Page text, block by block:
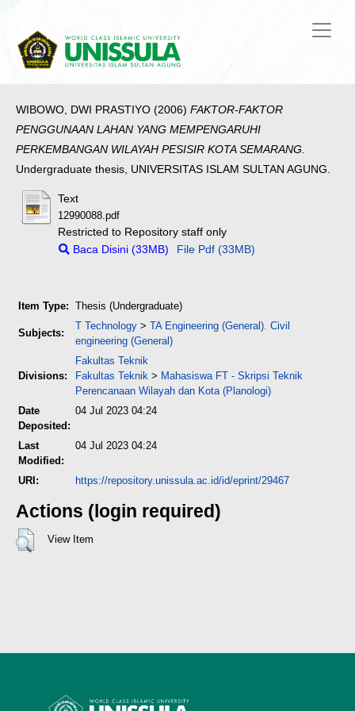
WIBOWO, DWI PRASTIYO (2006) FAKTOR-FAKTOR
PENGGUNAAN LAHAN YANG MEMPENGARUHI
PERKEMBANGAN WILAYAH PESISIR KOTA SEMARANG.
Undergraduate thesis, UNIVERSITAS ISLAM SULTAN AGUNG.
Text
12990088.pdf
Restricted to Repository staff only
Baca Disini (33MB)
File Pdf (33MB)
Item Type: Thesis (Undergraduate)
Subjects:
T Technology > TA Engineering (General). Civil
engineering (General)
Divisions:
Fakultas Teknik
Fakultas Teknik > Mahasiswa FT - Skripsi Teknik
Perencanaan Wilayah dan Kota (Planologi)
Date
Deposited:
04 Jul 2023 04:24
Last
Modified:
04 Jul 2023 04:24
URI: https://repository.unissula.ac.id/id/eprint/29467
Actions (login required)
View Item